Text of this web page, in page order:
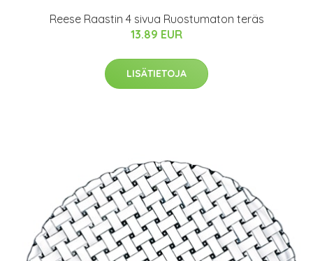
Reese Raastin 4 sivua Ruostumaton teräs
13.89 EUR
LISÄTIETOJA